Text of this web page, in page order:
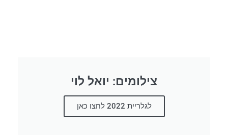
צילומים: יואל לוי
לגלריית 2022 לחצו כאן